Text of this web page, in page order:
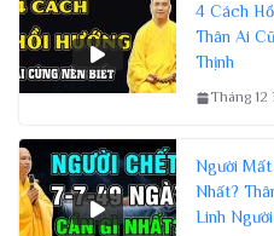
4 Cách
Thân Ai
Thịnh
Tháng 12
Người
Nhất?
Linh